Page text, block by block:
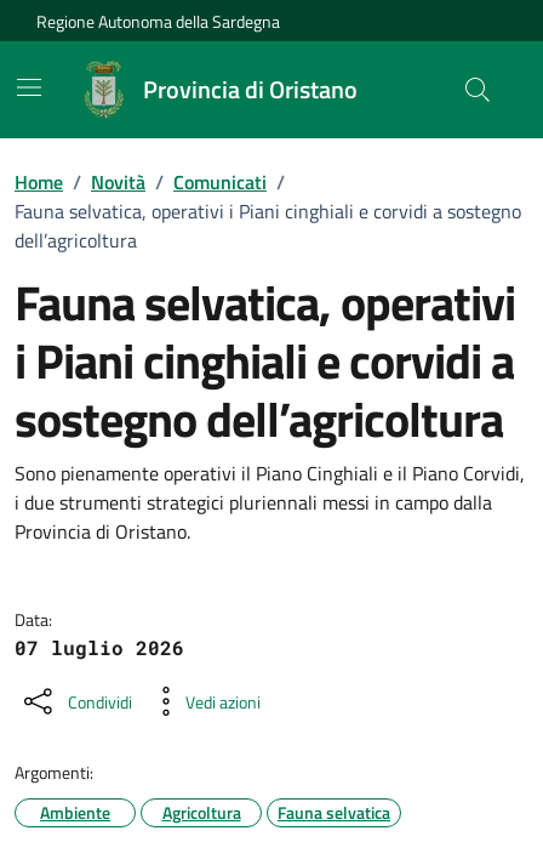
Vai ai contenuti
Vai al Footer
Regione Autonoma della Sardegna
Provincia di Oristano
Home / Novità / Comunicati /
Fauna selvatica, operativi i Piani cinghiali e corvidi a sostegno
dell’agricoltura
Fauna selvatica, operativi
i Piani cinghiali e corvidi a
sostegno dell’agricoltura
Dettagli della notizia
Sono pienamente operativi il Piano Cinghiali e il Piano Corvidi,
i due strumenti strategici pluriennali messi in campo dalla
Provincia di Oristano.
Data:
07 luglio 2026
Condividi Vedi azioni
Argomenti:
Ambiente
Agricoltura Fauna selvatica